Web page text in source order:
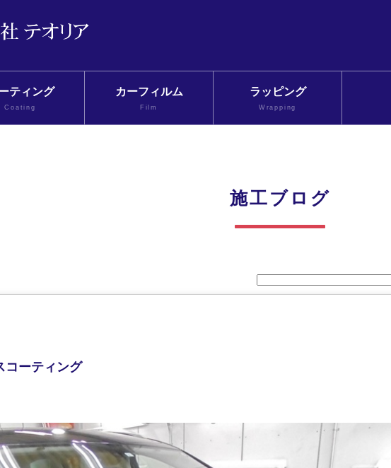
ティング
Coating
カーフィルム
Film
ラッピング
Wrapping
施工ブログ
ーティング